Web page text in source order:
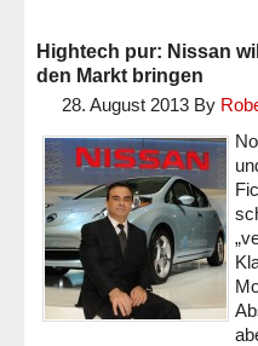
Hightech pur: Nissan
den Markt bringen
28. August 2013 By